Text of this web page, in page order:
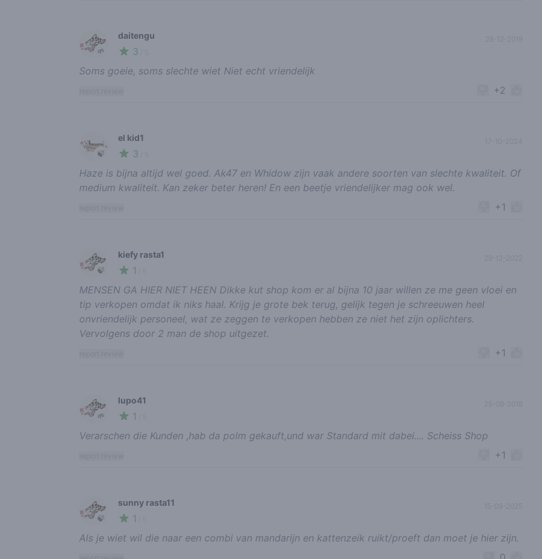
🌱
daitengu
3
Soms goeie, soms slechte wiet Niet echt vriendelijk
+2
🍃
el kid1
3
Haze is bijna altijd wel goed. Ak47 en Whidow zijn vaak andere soorten van slechte kwaliteit. Of
medium kwaliteit. Kan zeker beter heren! En een beetje vriendelijker mag ook wel.
+1
🍃
kiefy rasta1
1
MENSEN GA HIER NIET HEEN Dikke kut shop kom er al bijna 10 jaar willen ze me geen vloei en
tip verkopen omdat ik niks haal. Krijg je grote bek terug, gelijk tegen je schreeuwen heel
onvriendelijk personeel, wat ze zeggen te verkopen hebben ze niet het zijn oplichters.
Vervolgens door 2 man de shop uitgezet.
+1
🌱
lupo41
1
Verarschen die Kunden ,hab da polm gekauft,und war Standard mit dabei.... Scheiss Shop
+1
🍃
sunny rasta11
1
Als je wiet wil die naar een combi van mandarijn en kattenzeik ruikt/proeft dan moet je hier zijn.